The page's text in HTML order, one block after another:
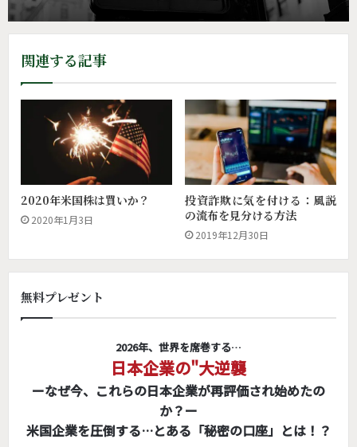
関連する記事
2020年米国株は買いか？
2020年1月3日
投資詐欺に気を付ける：風説
の流布を見分ける方法
2019年12月30日
無料プレゼント
2026年、世界を席巻する…
日本企業の"大逆襲
ーなぜ今、これらの日本企業が再評価され始めたの
か？ー
米国企業を圧倒する…とある「秘密の口座」とは！？